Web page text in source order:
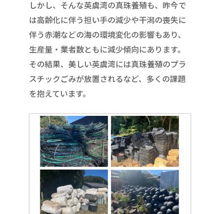
しかし、そんな英虞湾の真珠養殖も、昨今で
は高齢化に伴う担い手の減少や干潟の喪失に
伴う赤潮などの海の環境変化の影響もあり、
生産量・業者数ともに減少傾向にあります。
その結果、美しい英虞湾には真珠養殖のプラ
スチックごみが放置されるなど、多くの課題
を抱えています。